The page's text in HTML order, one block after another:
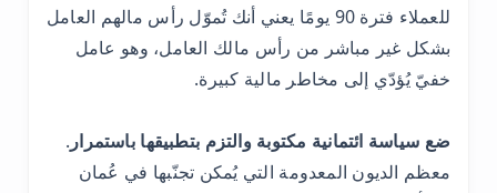
للعملاء فترة 90 يومًا يعني أنك تُموّل رأس مالهم العامل
بشكل غير مباشر من رأس مالك العامل، وهو عامل
خفيّ يُؤدّي إلى مخاطر مالية كبيرة.
ضع سياسة ائتمانية مكتوبة والتزم بتطبيقها باستمرار .
معظم الديون المعدومة التي يُمكن تجنّبها في عُمان